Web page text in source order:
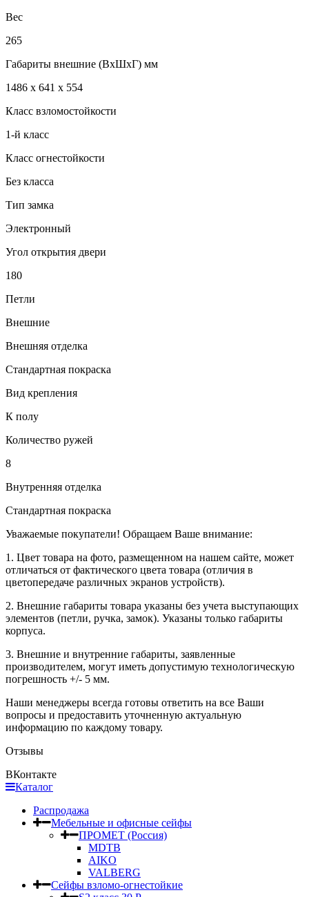
Вес
265
Габариты внешние (ВхШхГ) мм
1486 x 641 x 554
Класс взломостойкости
1-й класс
Класс огнестойкости
Без класса
Тип замка
Электронный
Угол открытия двери
180
Петли
Внешние
Внешняя отделка
Стандартная покраска
Вид крепления
К полу
Количество ружей
8
Внутренняя отделка
Стандартная покраска
Уважаемые покупатели! Обращаем Ваше внимание:
1. Цвет товара на фото, размещенном на нашем сайте, может
отличаться от фактического цвета товара (отличия в
цветопередаче различных экранов устройств).
2. Внешние габариты товара указаны без учета выступающих
элементов (петли, ручка, замок). Указаны только габариты
корпуса.
3. Внешние и внутренние габариты, заявленные
производителем, могут иметь допустимую технологическую
погрешность +/- 5 мм.
Наши менеджеры всегда готовы ответить на все Ваши
вопросы и предоставить уточненную актуальную
информацию по каждому товару.
Отзывы
ВКонтакте
Каталог
Распродажа
Мебельные и офисные сейфы
ПРОМЕТ (Россия)
MDTB
AIKO
VALBERG
Сейфы взломо-огнестойкие